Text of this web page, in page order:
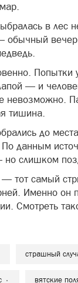
в лес
обычный
Попытки
— и
невозможно.
тишина.
до
данным
но слишком
тот самый
Именно он
Смотреть
страшный
вятские